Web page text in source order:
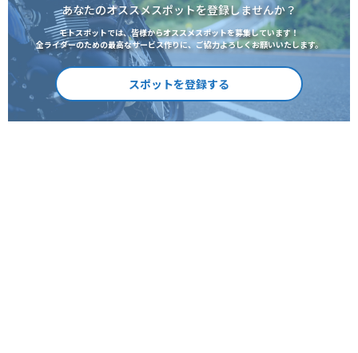
あなたのオススメスポットを登録しませんか？
モトスポットでは、皆様からオススメスポットを募集しています！
全ライダーのための最高なサービス作りに、ご協力よろしくお願いいたします。
スポットを登録する